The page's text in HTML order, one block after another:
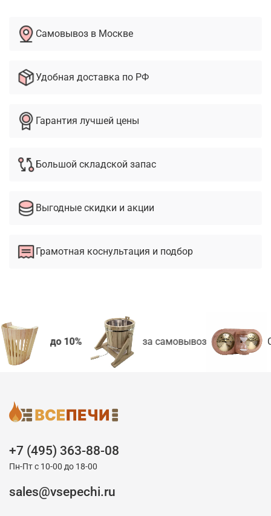
Самовывоз в Москве
Удобная доставка по РФ
Гарантия лучшей цены
Большой складской запас
Выгодные скидки и акции
Грамотная коснультация и подбор
до 10% за самовывоз
+7 (495) 363-88-08
Пн-Пт с 10-00 до 18-00
sales@vsepechi.ru